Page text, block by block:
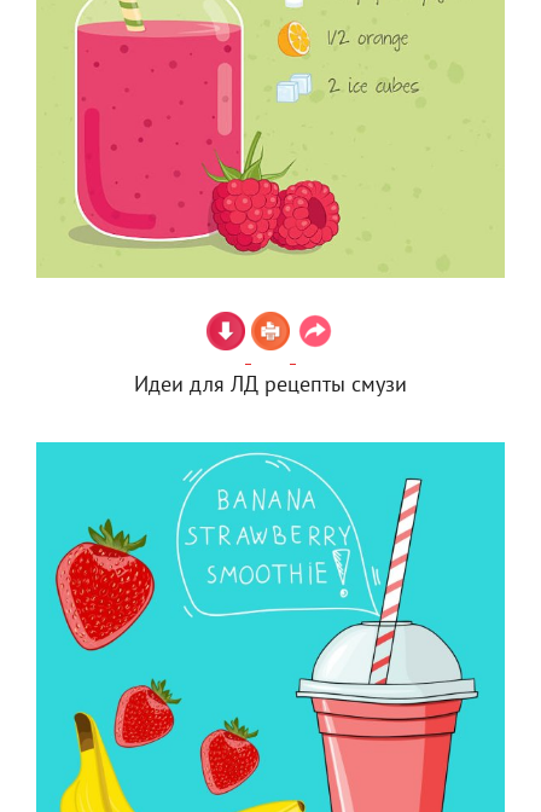
Идеи для ЛД рецепты смузи